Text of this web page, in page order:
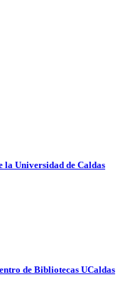
la Universidad de Caldas
de Bibliotecas UCaldas